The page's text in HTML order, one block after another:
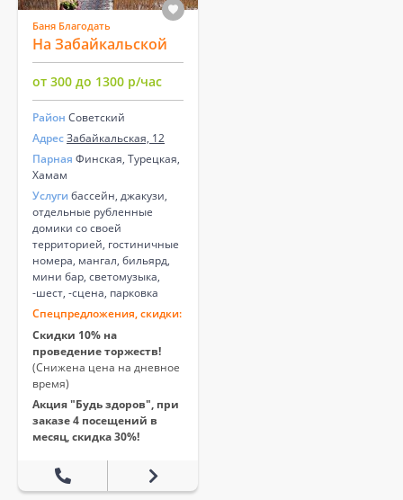
Баня Благодать
На Забaйкальской
от 300 до 1300 р/час
Район Советский
АдресЗабайкальская, 12
Парная Финская, Турецкая,
Хамам
Услуги бассейн, джакузи,
отдельные рубленные
домики со своей
территорией, гостиничные
номера, мангал, бильярд,
мини бар, светомузыка,
-шест, -сцена, парковка
Спецпредложения, скидки:
Скидки 10% на
проведение торжеств!
(Снижена цена на дневное
время)
Акция "Будь здоров", при
заказе 4 посещений в
месяц, скидка 30%!